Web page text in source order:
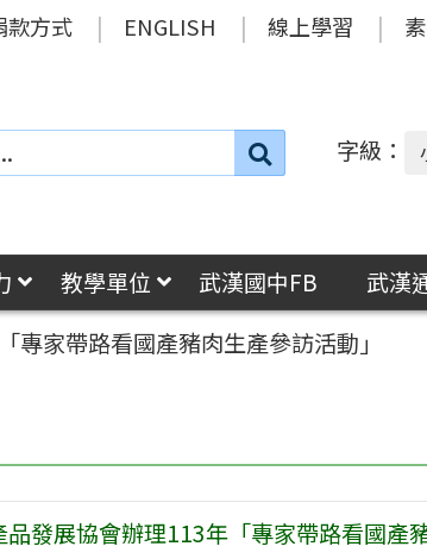
款方式 ENGLISH 線上學習
搜
字級：
教學單位 武漢國中FB 武漢
家帶路看國產豬肉生產參訪活動」
發展協會辦理113年「專家帶路看國產